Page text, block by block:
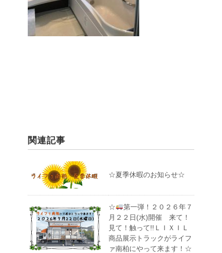
関連記事
☆夏季休暇のお知らせ☆
☆
第一弾！２０２６年７
月２２日(水)開催 来て！
見て！触って!!ＬＩＸＩＬ
商品展示トラックがライフ
ァ南柏にやって来ます！☆